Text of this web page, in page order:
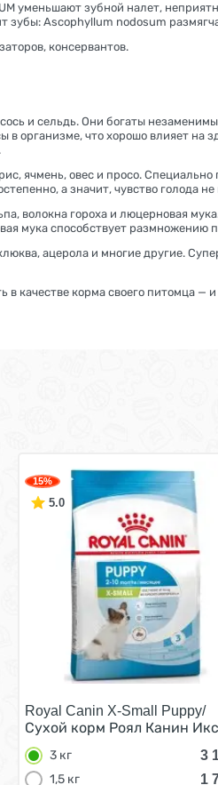
уменьшают зубной налет,
зубы: Ascophyllum nodosum
консервантов.
и сельдь. Они богаты
в организме, что хорошо влияет на
ячмень, овес и просо.
а значит, чувство голода
волокна гороха и люцерновая
мука способствует размножению
ацерола и многие другие.
в качестве корма своего питомца
для Щенков мелких пород
15%
5.0
Royal Canin X-Small Puppy/
Сухой корм Роял Канин
3 кг 3
1,5 кг
1